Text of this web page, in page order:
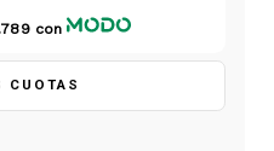
con
CUOTAS